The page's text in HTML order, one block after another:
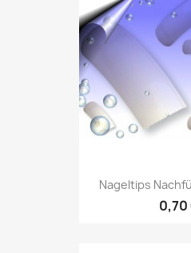
Nageltips
0,70